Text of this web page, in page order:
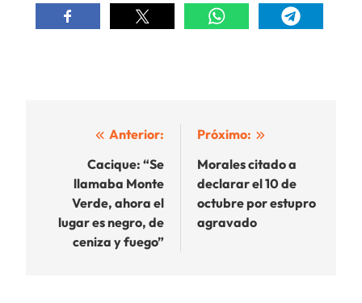
Navegación
entradas
Anterior:
Cacique: “Se
llamaba Monte
Verde, ahora el
lugar es negro, de
ceniza y fuego”
Próximo:
Morales citado a
declarar el 10 de
octubre por estupro
agravado